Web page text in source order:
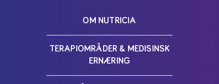
OM NUTRICIA
TERAPIOMRÅDER & MEDISINSK
ERNÆRING